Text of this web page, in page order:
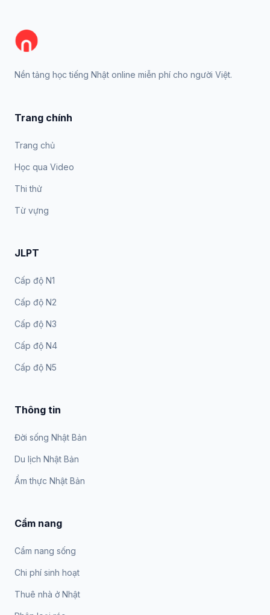
Nền tảng học tiếng Nhật online miễn phí cho người Việt.
Trang chính
Trang chủ
Học qua Video
Thi thử
Từ vựng
JLPT
Cấp độ N1
Cấp độ N2
Cấp độ N3
Cấp độ N4
Cấp độ N5
Thông tin
Đời sống Nhật Bản
Du lịch Nhật Bản
Ẩm thực Nhật Bản
Cẩm nang
Cẩm nang sống
Chi phí sinh hoạt
Thuê nhà ở Nhật